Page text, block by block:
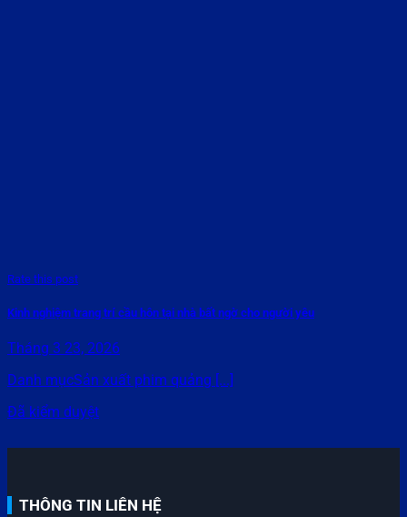
Rate this post
Kinh nghiệm trang trí cầu hôn tại nhà bất ngờ cho người yêu
Tháng 3 23, 2026
Danh mụcSản xuất phim quảng [...]
Đã kiểm duyệt
THÔNG TIN LIÊN HỆ